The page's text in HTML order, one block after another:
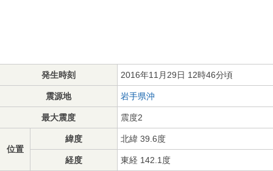
発生時刻 2016年11月29日 12時46分頃
震源地 岩手県沖
最大震度 震度2
位置
緯度 北緯 39.6度
経度 東経 142.1度